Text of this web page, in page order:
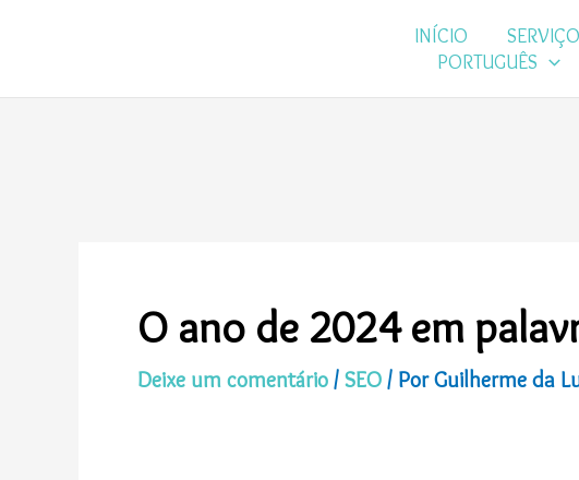
INÍCIO
PORTUGUÊS
O ano de 2024 em
Deixe um comentário / SEO / PorGuilherme da